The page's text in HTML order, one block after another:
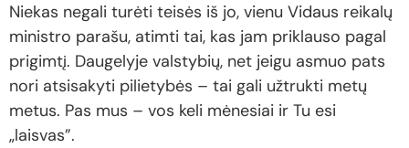
Niekas negali turėti teisės iš jo, vienu Vidaus reikalų
ministro parašu, atimti tai, kas jam priklauso pagal
prigimtį. Daugelyje valstybių, net jeigu asmuo pats
nori atsisakyti pilietybės – tai gali užtrukti metų
metus. Pas mus – vos keli mėnesiai ir Tu esi
„laisvas”.